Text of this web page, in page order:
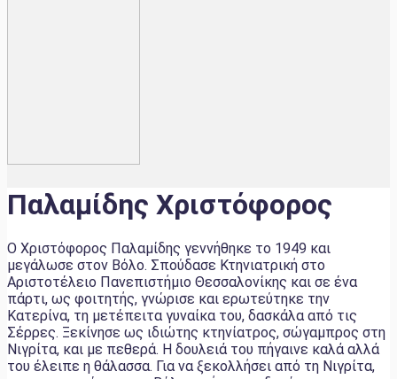
Παλαμίδης Χριστόφορος
Ο Χριστόφορος Παλαμίδης γεννήθηκε το 1949 και
μεγάλωσε στον Βόλο. Σπούδασε Κτηνιατρική στο
Αριστοτέλειο Πανεπιστήμιο Θεσσαλονίκης και σε ένα
πάρτι, ως φοιτητής, γνώρισε και ερωτεύτηκε την
Κατερίνα, τη μετέπειτα γυναίκα του, δασκάλα από τις
Σέρρες. Ξεκίνησε ως ιδιώτης κτηνίατρος, σώγαμπρος στη
Νιγρίτα, και με πεθερά. Η δουλειά του πήγαινε καλά αλλά
του έλειπε η θάλασσα. Για να ξεκολλήσει από τη Νιγρίτα,